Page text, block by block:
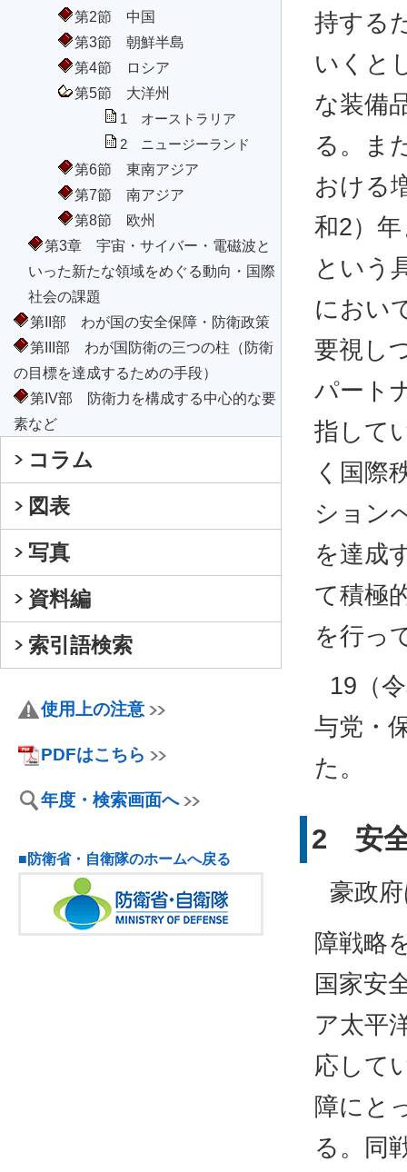
第2節 中国
第3節 朝鮮半島
第4節 ロシア
第5節 大洋州
1 オーストラリア
2 ニュージーランド
第6節 東南アジア
第7節 南アジア
第8節 欧州
第3章 宇宙・サイバー・電磁波と
いった新たな領域をめぐる動向・国際
社会の課題
第II部 わが国の安全保障・防衛政策
第III部 わが国防衛の三つの柱（防衛
の目標を達成するための手段）
第IV部 防衛力を構成する中心的な要
素など
コラム
図表
写真
資料編
索引語検索
使用上の注意
PDFはこちら
年度・検索画面へ
■防衛省・自衛隊のホームへ戻る
持する
いくと
な装備
る。ま
おける
和2）
という
におい
要視し
パート
指して
く国際
ション
を達成
て積極
を行っ
19（
与党・
た。
2 安全
豪政
障戦略
国家安
ア太平
応して
障にと
る。同